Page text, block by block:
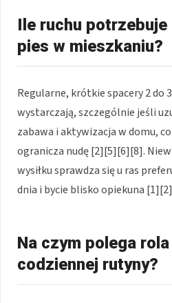
Ile ruchu potrzebuje
pies w mieszkaniu?
Regularne, krótkie spacery 2 do
wystarczają, szczególnie jeśli
zabawa i aktywizacja w domu,
ogranicza nudę [2][5][6][8].
wysiłku sprawdza się u ras
dnia i bycie blisko opiekuna
Na czym polega
codziennej rutyny?